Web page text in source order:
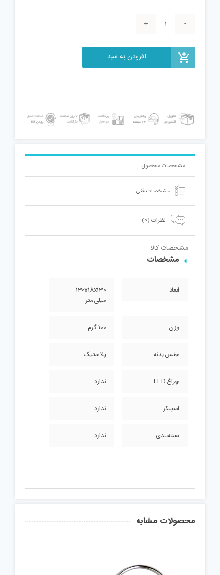
فیجت
افزودن به سبد
مشخصات محصول
مشخصات فنی
نظرات (0)
مشخصات کالا
مشخصات
ابعاد
130x18x130
میلی‌متر
وزن 100 گرم
جنس بدنه پلاستیک
چراغ LED ندارد
اسپیکر ندارد
بسته‌بندی ندارد
محصولات مشابه